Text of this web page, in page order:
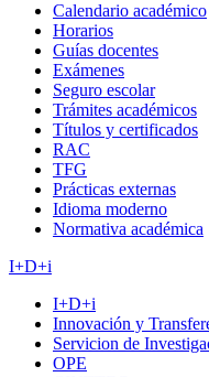
Calendario académico
Horarios
Guías docentes
Exámenes
Seguro escolar
Trámites académicos
Títulos y certificados
RAC
TFG
Prácticas externas
Idioma moderno
Normativa académica
I+D+i
I+D+i
Innovación y
Servicion de
OPE